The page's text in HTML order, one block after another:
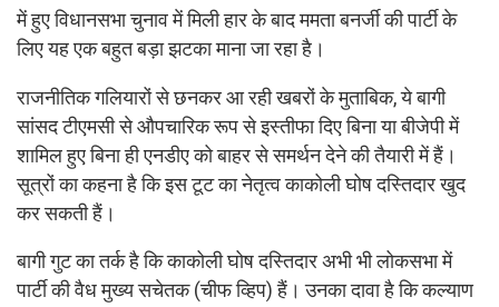
में हुए विधानसभा चुनाव में मिली हार के बाद ममता बनर्जी की पार्टी के
लिए यह एक बहुत बड़ा झटका माना जा रहा है।
राजनीतिक गलियारों से छनकर आ रही खबरों के मुताबिक, ये बागी
सांसद टीएमसी से औपचारिक रूप से इस्तीफा दिए बिना या बीजेपी में
शामिल हुए बिना ही एनडीए को बाहर से समर्थन देने की तैयारी में हैं।
सूत्रों का कहना है कि इस टूट का नेतृत्व काकोली घोष दस्तिदार खुद
कर सकती हैं।
बागी गुट का तर्क है कि काकोली घोष दस्तिदार अभी भी लोकसभा में
पार्टी की वैध मुख्य सचेतक (चीफ व्हिप) हैं। उनका दावा है कि कल्याण